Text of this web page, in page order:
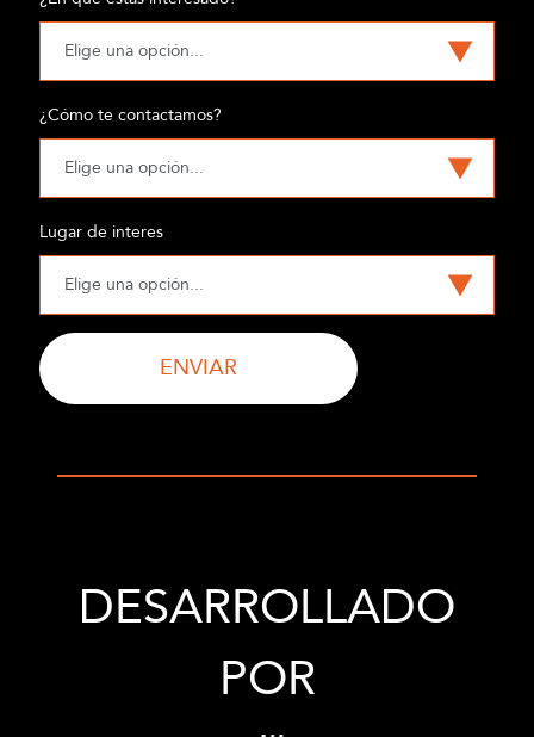
¿Cómo te contactamos?
Lugar de interes
ENVIAR
DESARROLLADO
POR